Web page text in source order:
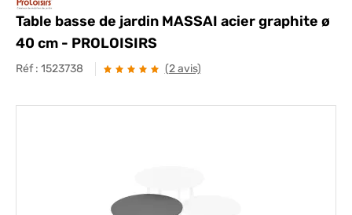
Table basse de jardin MASSAI acier graphite ø
40 cm - PROLOISIRS
Réf : 1523738 (2 avis)